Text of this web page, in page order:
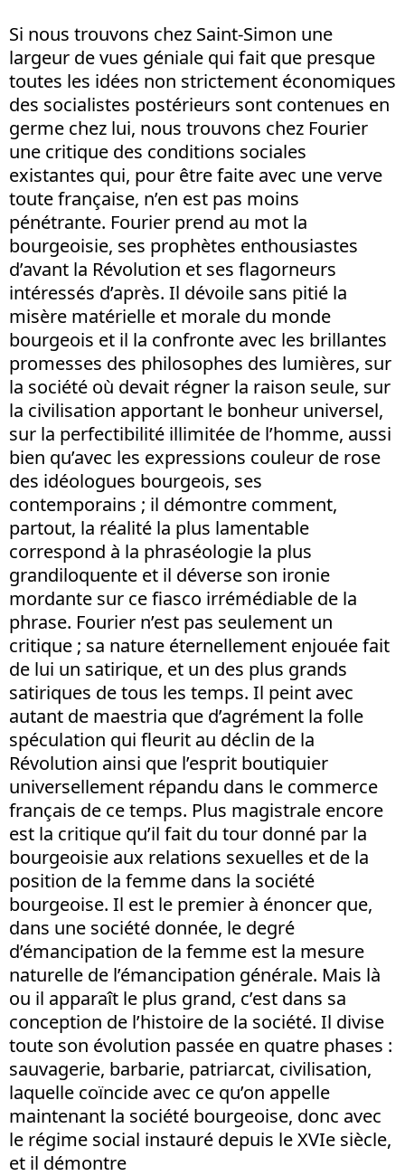
Si nous trouvons chez Saint-Simon une
largeur de vues géniale qui fait que presque
toutes les idées non strictement économiques
des socialistes postérieurs sont contenues en
germe chez lui, nous trouvons chez Fourier
une critique des conditions sociales
existantes qui, pour être faite avec une verve
toute française, n’en est pas moins
pénétrante. Fourier prend au mot la
bourgeoisie, ses prophètes enthousiastes
d’avant la Révolution et ses flagorneurs
intéressés d’après. Il dévoile sans pitié la
misère matérielle et morale du monde
bourgeois et il la confronte avec les brillantes
promesses des philosophes des lumières, sur
la société où devait régner la raison seule, sur
la civilisation apportant le bonheur universel,
sur la perfectibilité illimitée de l’homme, aussi
bien qu’avec les expressions couleur de rose
des idéologues bourgeois, ses
contemporains ; il démontre comment,
partout, la réalité la plus lamentable
correspond à la phraséologie la plus
grandiloquente et il déverse son ironie
mordante sur ce fiasco irrémédiable de la
phrase. Fourier n’est pas seulement un
critique ; sa nature éternellement enjouée fait
de lui un satirique, et un des plus grands
satiriques de tous les temps. Il peint avec
autant de maestria que d’agrément la folle
spéculation qui fleurit au déclin de la
Révolution ainsi que l’esprit boutiquier
universellement répandu dans le commerce
français de ce temps. Plus magistrale encore
est la critique qu’il fait du tour donné par la
bourgeoisie aux relations sexuelles et de la
position de la femme dans la société
bourgeoise. Il est le premier à énoncer que,
dans une société donnée, le degré
d’émancipation de la femme est la mesure
naturelle de l’émancipation générale. Mais là
ou il apparaît le plus grand, c’est dans sa
conception de l’histoire de la société. Il divise
toute son évolution passée en quatre phases :
sauvagerie, barbarie, patriarcat, civilisation,
laquelle coïncide avec ce qu’on appelle
maintenant la société bourgeoise, donc avec
le régime social instauré depuis le XVIe siècle,
et il démontre